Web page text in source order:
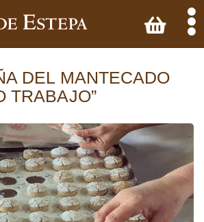
DEL MANTECADO
TRABAJO”